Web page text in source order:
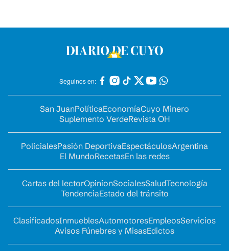
Seguinos en:
San JuanPolíticaEconomíaCuyo Minero
Suplemento VerdeRevista OH
PolicialesPasión DeportivaEspectáculosArgentina
El MundoRecetasEn las redes
Cartas del lectorOpinionSocialesSaludTecnología
TendenciaEstado del tránsito
ClasificadosInmueblesAutomotoresEmpleosServicios
Avisos Fúnebres y MisasEdictos